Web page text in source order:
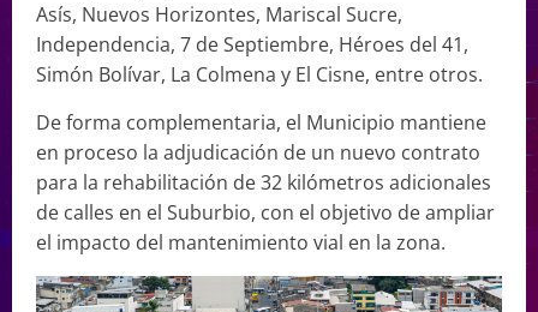
Asís, Nuevos Horizontes, Mariscal Sucre,
Independencia, 7 de Septiembre, Héroes del 41,
Simón Bolívar, La Colmena y El Cisne, entre otros.
De forma complementaria, el Municipio mantiene
en proceso la adjudicación de un nuevo contrato
para la rehabilitación de 32 kilómetros adicionales
de calles en el Suburbio, con el objetivo de ampliar
el impacto del mantenimiento vial en la zona.